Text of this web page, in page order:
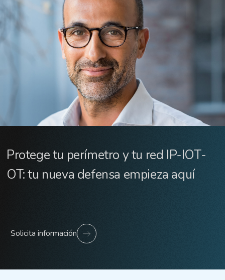
Protege tu perímetro y tu red IP-IOT-
OT: tu nueva defensa empieza aquí
Solicita información